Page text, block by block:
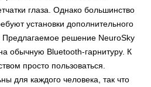
глаза. Однако большинство
установки дополнительного
Предлагаемое решение NeuroSky
обычную Bluetooth-гарнитуру. К
просто пользоваться.
для каждого человека, так что